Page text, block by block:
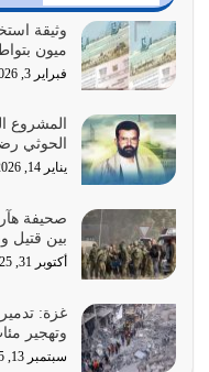
يوليو 29, 2026
القرآن الكريم هو أهم
معرفة شخصيته معرفة
يوليو 28, 2026
هل نحن من الصالحين؟
وأعرض نفسك، وأعرض
يوليو 27, 2026
عندما يكون عدوك هو
فيه كثيرة وسينصرك الله
يوليو 26, 2026
أراد الله لهذه الأمة
وثيقة
ميون
فبراير 3, 2026
المشروع
الحوثي
يناير 14, 2026
بين قتيل
أكتوبر 31, 2025
وتهجير
سبتمبر 13, 2025